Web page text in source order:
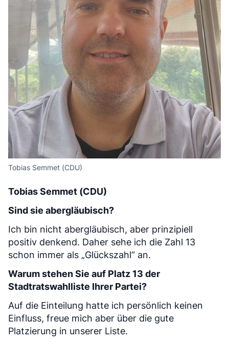
Tobias Semmet (CDU)
Tobias Semmet (CDU)
Sind sie abergläubisch?
Ich bin nicht abergläubisch, aber prinzipiell
positiv denkend. Daher sehe ich die Zahl 13
schon immer als „Glückszahl“ an.
Warum stehen Sie auf Platz 13 der
Stadtratswahlliste Ihrer Partei?
Auf die Einteilung hatte ich persönlich keinen
Einfluss, freue mich aber über die gute
Platzierung in unserer Liste.